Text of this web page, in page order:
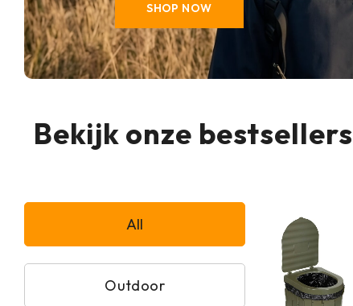
SHOP NOW
Bekijk onze bestsellers
All
Outdoor